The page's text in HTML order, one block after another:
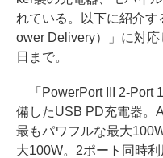
れている。以下に紹介
ower Delivery）」に対
日まで。
「PowerPort III 2-Port
備したUSB PD充電器。
最もパワフルな最大
大100W。2ポート同時